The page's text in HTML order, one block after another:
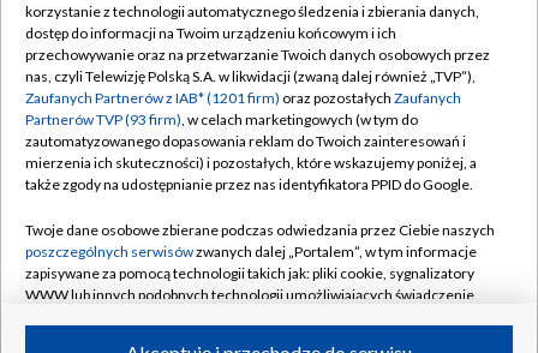
TVP
Abonament TVP
Sklep TVP
Biuro Reklamy
Oferta Handlowa
Emisja w TVP
Rada Programowa
Ogłoszenia przetargowe
Regulamin TVP
Polityka prywatności
Moje zgody
Biuro reklamy
Kanały
©2026 Telewizja Polska Spółka Akcyjna w likwidacji
korzystanie z technologii automatycznego śledzenia i zbierania danych,
dostęp do informacji na Twoim urządzeniu końcowym i ich
przechowywanie oraz na przetwarzanie Twoich danych osobowych przez
nas, czyli Telewizję Polską S.A. w likwidacji (zwaną dalej również „TVP”),
Zaufanych Partnerów z IAB* (1201 firm) oraz pozostałych Zaufanych
Partnerów TVP (93 firm), w celach marketingowych (w tym do
zautomatyzowanego dopasowania reklam do Twoich zainteresowań i
mierzenia ich skuteczności) i pozostałych, które wskazujemy poniżej, a
także zgody na udostępnianie przez nas identyfikatora PPID do Google.
Twoje dane osobowe zbierane podczas odwiedzania przez Ciebie naszych
poszczególnych serwisówzwanych dalej „Portalem”, w tym informacje
zapisywane za pomocą technologii takich jak: pliki cookie, sygnalizatory
WWW lub innych podobnych technologii umożliwiających świadczenie